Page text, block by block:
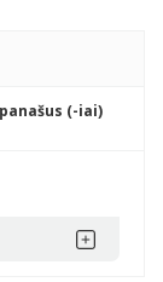
(-iai)